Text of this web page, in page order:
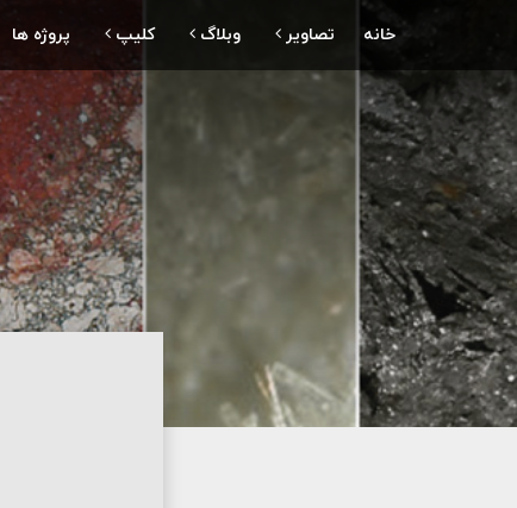
خانه تصاویر وبلاگ کلیپ پروژه ها